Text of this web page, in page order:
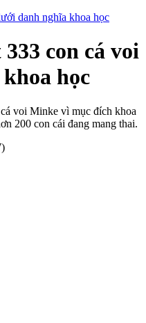
con cá voi
học
voi Minke vì mục đích khoa
200 con cái đang mang thai.